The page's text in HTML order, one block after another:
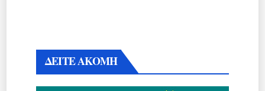
ΔΕΙΤΕ ΑΚΟΜΗ